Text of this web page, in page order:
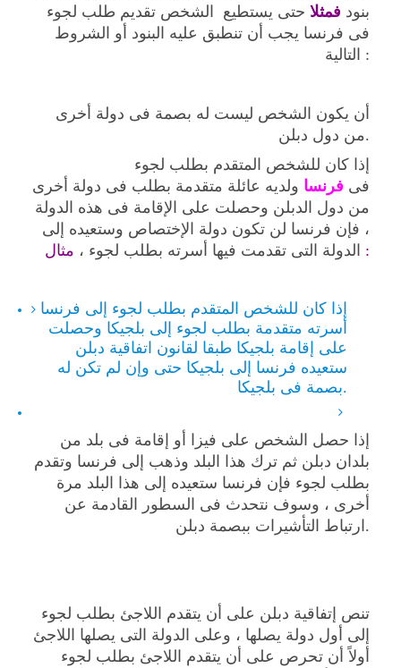
بنود فمثلا حتى يستطيع الشخص تقديم طلب لجوء
فى فرنسا يجب أن تنطبق عليه البنود أو الشروط
التالية :
أن يكون الشخص ليست له بصمة فى دولة أخرى
من دول دبلن.
فى فرنسا ولديه عائلة متقدمة بطلب فى دولة أخرى
من دول الدبلن وحصلت على الإقامة فى هذه الدولة
، فإن فرنسا لن تكون دولة الإختصاص وستعيده إلى
الدولة التى تقدمت فيها أسرته بطلب لجوء ، مثال :
إذا كان للشخص المتقدم بطلب لجوء إلى فرنسا
أسرته متقدمة بطلب لجوء إلى بلجيكا وحصلت
على إقامة بلجيكا طبقا لقانون اتفاقية دبلن
ستعيده فرنسا إلى بلجيكا حتى وإن لم تكن له
بصمة فى بلجيكا.
بلدان دبلن ثم ترك هذا البلد وذهب إلى فرنسا وتقدم
بطلب لجوء فإن فرنسا ستعيده إلى هذا البلد مرة
أخرى ، وسوف نتحدث فى السطور القادمة عن
ارتباط التأشيرات ببصمة دبلن.
إلى أول دولة يصلها ، وعلى الدولة التى يصلها اللاجئ
أولاً أن تحرص على أن يتقدم اللاجئ بطلب لجوء